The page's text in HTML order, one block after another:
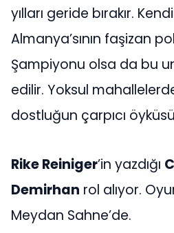
yılları geride bırakır.
Almanya’sının faşizan
Şampiyonu olsa da bu
edilir. Yoksul
dostluğun çarpıcı
Rike Reiniger’in yazdığı
Demirhan rol alıyor.
Meydan Sahne’de.